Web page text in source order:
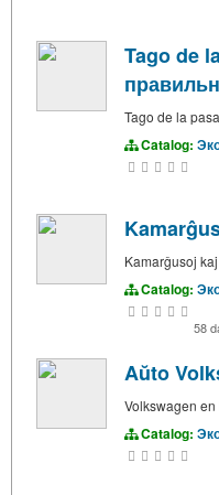
Tago de
Tago de la
Catalog:
Kamarĝusoj
Catalog:
58
Aŭto
Volkswagen
Catalog: